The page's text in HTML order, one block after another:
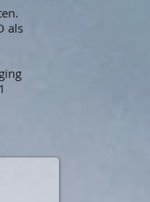
als